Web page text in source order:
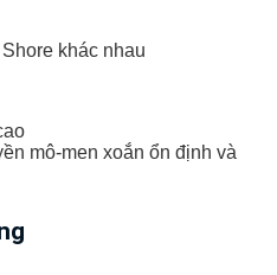
khác nhau
mô-men xoắn ổn định và